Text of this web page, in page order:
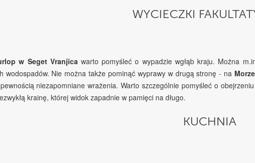
WYCIECZKI
w Seget Vranjicawarto pomyśleć o wypadzie wgłąb kraju. Można
wodospadów. Nie można także pominąć wyprawy w drugą stronę - na
niezapomniane wrażenia. Warto szczególnie pomyśleć o obejrzeniu
krainę, której widok zapadnie w pamięci na długo.
KUCHNIA